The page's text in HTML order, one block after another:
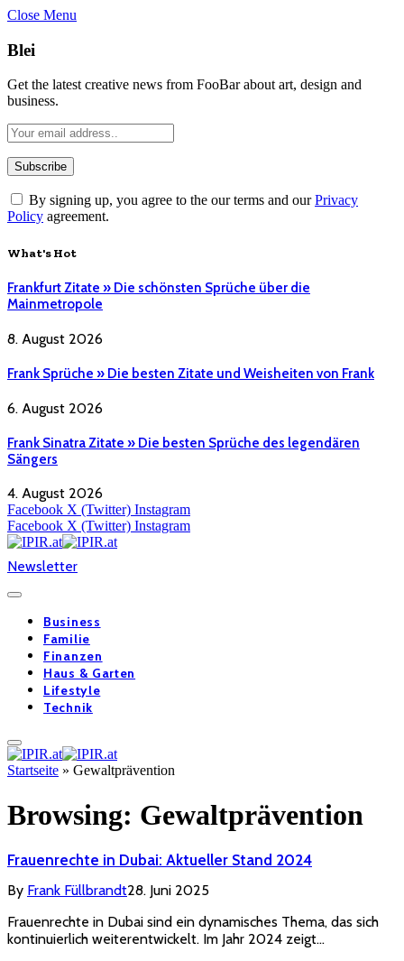
Close Menu
Blei
Get the latest creative news from FooBar about art, design and
business.
By signing up, you agree to the our terms and ourPrivacy
Policy agreement.
What's Hot
Frankfurt Zitate » Die schönsten Sprüche über die
Mainmetropole
8. August 2026
Frank Sprüche » Die besten Zitate und Weisheiten von Frank
6. August 2026
Frank Sinatra Zitate » Die besten Sprüche des legendären
Sängers
4. August 2026
Facebook X (Twitter) Instagram
Facebook X (Twitter) Instagram
Newsletter
Business
Familie
Finanzen
Haus & Garten
Lifestyle
Technik
Startseite » Gewaltprävention
Browsing: Gewaltprävention
Frauenrechte in Dubai: Aktueller Stand 2024
By Frank Füllbrandt28. Juni 2025
Frauenrechte in Dubai sind ein dynamisches Thema, das sich
kontinuierlich weiterentwickelt. Im Jahr 2024 zeigt…